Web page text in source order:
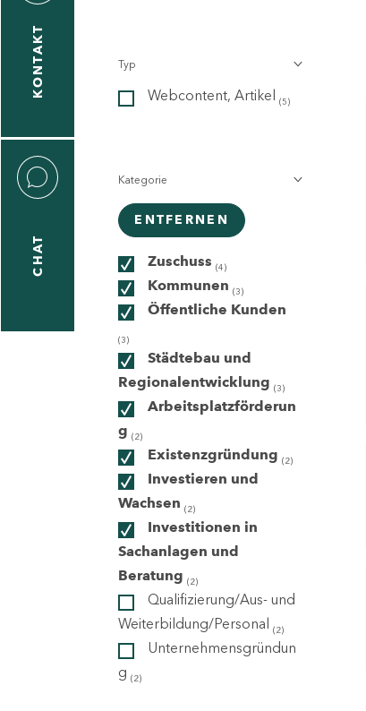
KONTAKT
CHAT
Typ
Webcontent, Artikel (5)
Kategorie
ENTFERNEN
Zuschuss (4)
Kommunen (3)
Öffentliche Kunden
(3)
Städtebau und
Regionalentwicklung (3)
Arbeitsplatzförderun
g (2)
Existenzgründung (2)
Investieren und
Wachsen (2)
Investitionen in
Sachanlagen und
Beratung (2)
Qualifizierung/Aus- und
Weiterbildung/Personal (2)
Unternehmensgründun
g (2)